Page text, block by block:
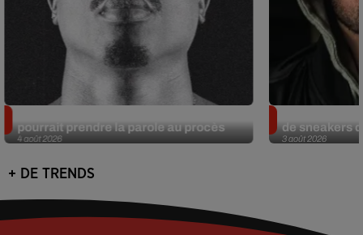
4 août 2026
pourrait prendre la parole au procès
3 août 2026
de sneakers
+ DE TRENDS